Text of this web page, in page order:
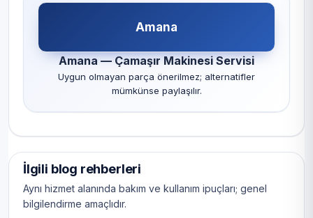
Amana
Amana — Çamaşır Makinesi Servisi
Uygun olmayan parça önerilmez; alternatifler
mümkünse paylaşılır.
İlgili blog rehberleri
Aynı hizmet alanında bakım ve kullanım ipuçları; genel
bilgilendirme amaçlıdır.